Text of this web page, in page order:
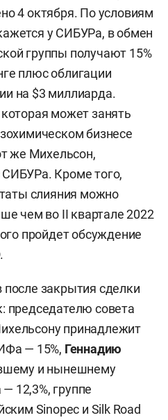
4 октября. По условиям
у СИБУРа, в обмен
группы получают 15%
плюс облигации
на $3 миллиарда.
может занять
бизнесе
же Михельсон,
Кроме того,
слияния можно
чем во II квартале 2022
пройдет обсуждение
закрытия сделки
председателю совета
принадлежит
— 15%, Геннадию
и нынешнему
12,3%, группе
Sinopec и Silk Road